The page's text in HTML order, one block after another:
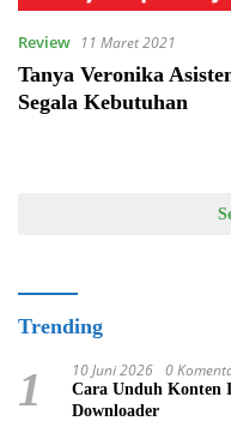
Review 11 Maret 2021
Tanya Veronika
Segala Kebutuhan
Trending
1 10 Juni 2026 0
Cara Unduh Konten
Downloader